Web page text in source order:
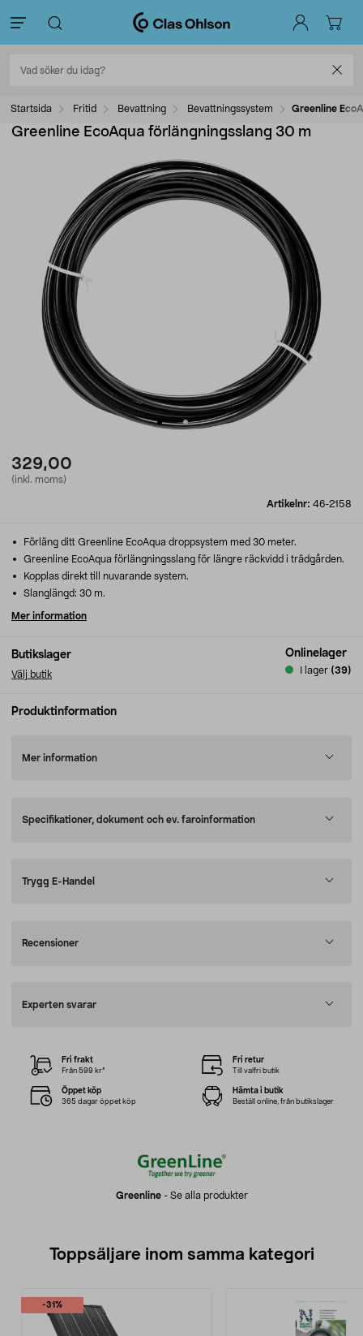
Startsida Fritid Bevattning Bevattningssystem Greenline
Greenline EcoAqua förlängningsslang 30 m
329,00
(inkl. moms)
Artikelnr: 46-2158
Butikslager
Välj butik
Onlinelager
I lager (39)
Förläng ditt Greenline EcoAqua droppsystem med 30 meter.
Greenline EcoAqua förlängningsslang för längre räckvidd i trädgården.
Kopplas direkt till nuvarande system.
Slanglängd: 30 m.
Mer information
Produktinformation
Mer information
Specifikationer, dokument och ev. faroinformation
Trygg E-Handel
Recensioner
Experten svarar
Greenline- Se alla produkter
Fri frakt
Från 599 kr*
Fri retur
Till valfri butik
Öppet köp
365 dagar öppet köp
Hämta i butik
Beställ online, från butikslager
Toppsäljare inom samma kategori
-31%